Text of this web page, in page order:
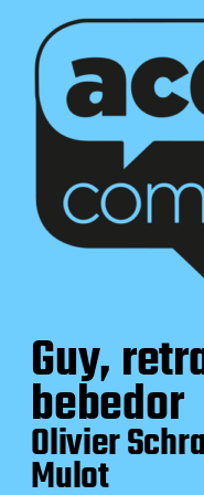
Guy,
bebedor
Olivier
Mulot